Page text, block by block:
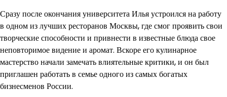
Сразу после окончания университета Илья устроился на работу
в одном из лучших ресторанов Москвы, где смог проявить свои
творческие способности и привнести в известные блюда свое
неповторимое видение и аромат. Вскоре его кулинарное
мастерство начали замечать влиятельные критики, и он был
приглашен работать в семье одного из самых богатых
бизнесменов России.